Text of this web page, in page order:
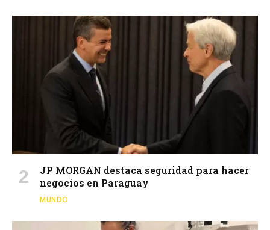
JP MORGAN destaca seguridad para hacer
negocios en Paraguay
MUNDO